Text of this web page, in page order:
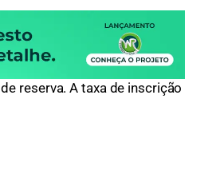
reserva. A taxa de inscrição